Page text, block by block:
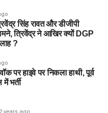
सिंह रावत और डीजीपी
त्रिवेंद्र ने आखिर क्यों DGP
?
पर हाइवे पर निकला हाथी, पूर्व
भर्ती
2 years ago